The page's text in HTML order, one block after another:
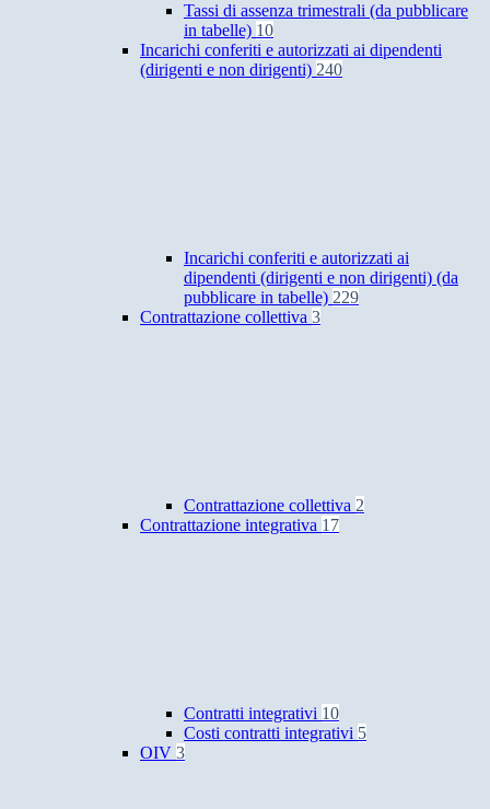
Tassi di assenza trimestrali (da pubblicare
in tabelle) 10
Incarichi conferiti e autorizzati ai dipendenti
(dirigenti e non dirigenti) 240
Incarichi conferiti e autorizzati ai
dipendenti (dirigenti e non dirigenti) (da
pubblicare in tabelle) 229
Contrattazione collettiva 3
Contrattazione collettiva 2
Contrattazione integrativa 17
Contratti integrativi 10
Costi contratti integrativi 5
OIV 3